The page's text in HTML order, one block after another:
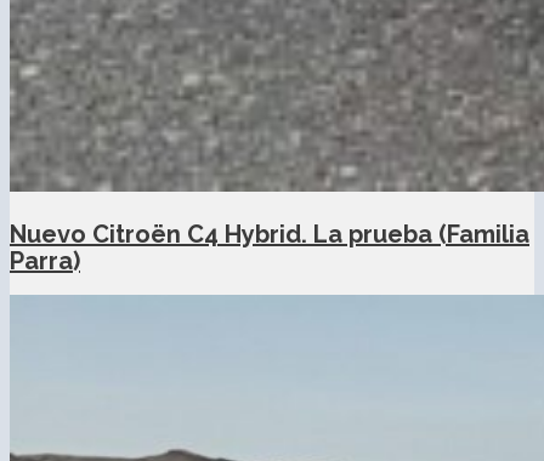
Nuevo Citroën C4 Hybrid. La prueba (Familia
Parra)